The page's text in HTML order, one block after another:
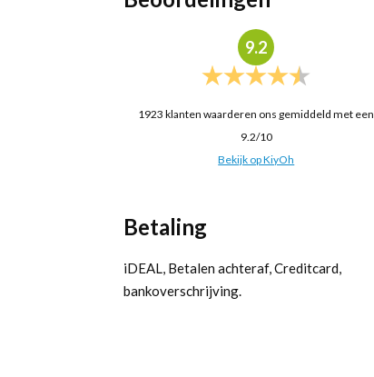
9.2
1923 klanten waarderen ons gemiddeld met een
9.2/10
Bekijk op KiyOh
Betaling
iDEAL, Betalen achteraf, Creditcard,
bankoverschrijving.